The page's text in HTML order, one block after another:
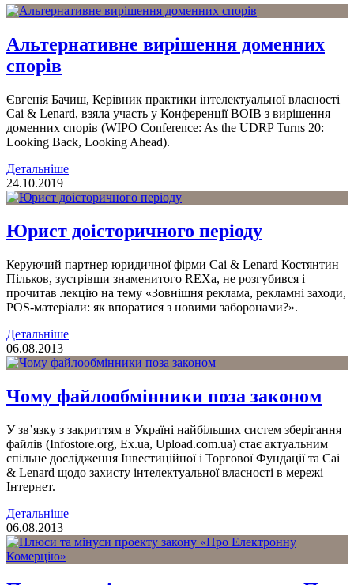
Альтернативне вирішення доменних
спорів
Євгенія Бачиш, Керівник практики інтелектуальної власності
Cai & Lenard, взяла участь у Конференції ВОІВ з вирішення
доменних спорів (WIPO Conference: As the UDRP Turns 20:
Looking Back, Looking Ahead).
Детальніше
24.10.2019
Юрист доісторичного періоду
Керуючий партнер юридичної фірми Cai & Lenard Костянтин
Пільков, зустрівши знаменитого REXа, не розгубився і
прочитав лекцію на тему «Зовнішня реклама, рекламні заходи,
POS-матеріали: як впоратися з новими заборонами?».
Детальніше
06.08.2013
Чому файлообмінники поза законом
У зв’язку з закриттям в Україні найбільших систем зберігання
файлів (Infostore.org, Eх.uа, Upload.com.ua) стає актуальним
спільне дослідження Інвестиційної і Торгової Фундації та Cai
& Lenard щодо захисту інтелектуальної власності в мережі
Інтернет.
Детальніше
06.08.2013